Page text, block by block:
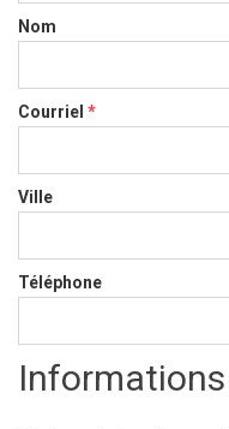
Nom
Courriel *
Ville
Téléphone